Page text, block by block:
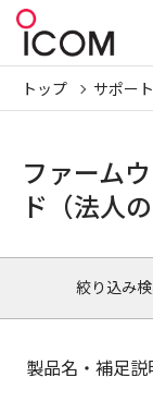
トップ サポー
ファーム
ド（法人
絞り込み
製品名・補足